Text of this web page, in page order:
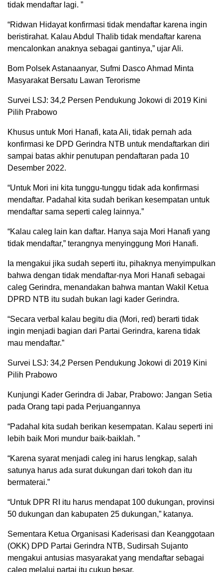
tidak mendaftar lagi. ”
“Ridwan Hidayat konfirmasi tidak mendaftar karena ingin
beristirahat. Kalau Abdul Thalib tidak mendaftar karena
mencalonkan anaknya sebagai gantinya,” ujar Ali.
Bom Polsek Astanaanyar, Sufmi Dasco Ahmad Minta
Masyarakat Bersatu Lawan Terorisme
Survei LSJ: 34,2 Persen Pendukung Jokowi di 2019 Kini
Pilih Prabowo
Khusus untuk Mori Hanafi, kata Ali, tidak pernah ada
konfirmasi ke DPD Gerindra NTB untuk mendaftarkan diri
sampai batas akhir penutupan pendaftaran pada 10
Desember 2022.
“Untuk Mori ini kita tunggu-tunggu tidak ada konfirmasi
mendaftar. Padahal kita sudah berikan kesempatan untuk
mendaftar sama seperti caleg lainnya.”
“Kalau caleg lain kan daftar. Hanya saja Mori Hanafi yang
tidak mendaftar,” terangnya menyinggung Mori Hanafi.
Ia mengakui jika sudah seperti itu, pihaknya menyimpulkan
bahwa dengan tidak mendaftar-nya Mori Hanafi sebagai
caleg Gerindra, menandakan bahwa mantan Wakil Ketua
DPRD NTB itu sudah bukan lagi kader Gerindra.
“Secara verbal kalau begitu dia (Mori, red) berarti tidak
ingin menjadi bagian dari Partai Gerindra, karena tidak
mau mendaftar.”
Survei LSJ: 34,2 Persen Pendukung Jokowi di 2019 Kini
Pilih Prabowo
Kunjungi Kader Gerindra di Jabar, Prabowo: Jangan Setia
pada Orang tapi pada Perjuangannya
“Padahal kita sudah berikan kesempatan. Kalau seperti ini
lebih baik Mori mundur baik-baiklah. ”
“Karena syarat menjadi caleg ini harus lengkap, salah
satunya harus ada surat dukungan dari tokoh dan itu
bermaterai.”
“Untuk DPR RI itu harus mendapat 100 dukungan, provinsi
50 dukungan dan kabupaten 25 dukungan,” katanya.
Sementara Ketua Organisasi Kaderisasi dan Keanggotaan
(OKK) DPD Partai Gerindra NTB, Sudirsah Sujanto
mengakui antusias masyarakat yang mendaftar sebagai
caleg melalui partai itu cukup besar.